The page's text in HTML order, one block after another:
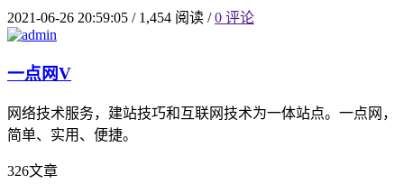
2021-06-26 20:59:05 /1,454 阅读 / 0 评论
一点网V
网络技术服务，建站技巧和互联网技术为一体站点。一点网，
简单、实用、便捷。
326文章